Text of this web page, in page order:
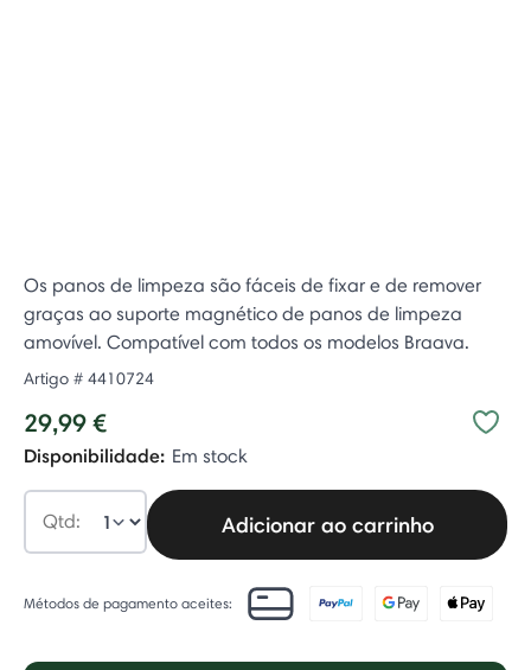
Os panos de limpeza são fáceis de fixar e de remover
graças ao suporte magnético de panos de limpeza
amovível. Compatível com todos os modelos Braava.
Artigo # 4410724
29,99 €
Disponibilidade: Em stock
Qtd: Adicionar ao carrinho
Métodos de pagamento aceites: